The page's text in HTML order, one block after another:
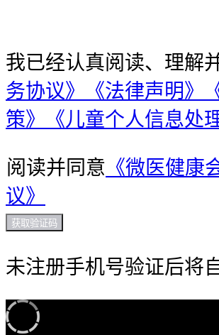
我已经认真阅读、理解
务协议》
《法律声明》
策》
《儿童个人信息处
阅读并同意 《微医健康
议》
获取验证码
未注册手机号验证后将